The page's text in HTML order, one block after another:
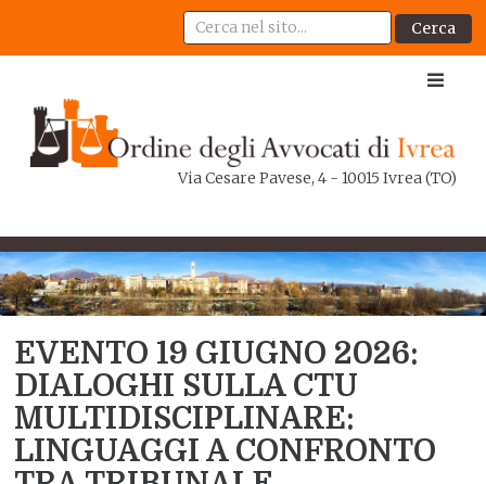
Cerca
Via Cesare Pavese, 4 - 10015 Ivrea (TO)
EVENTO 19 GIUGNO 2026:
DIALOGHI SULLA CTU
MULTIDISCIPLINARE:
LINGUAGGI A CONFRONTO